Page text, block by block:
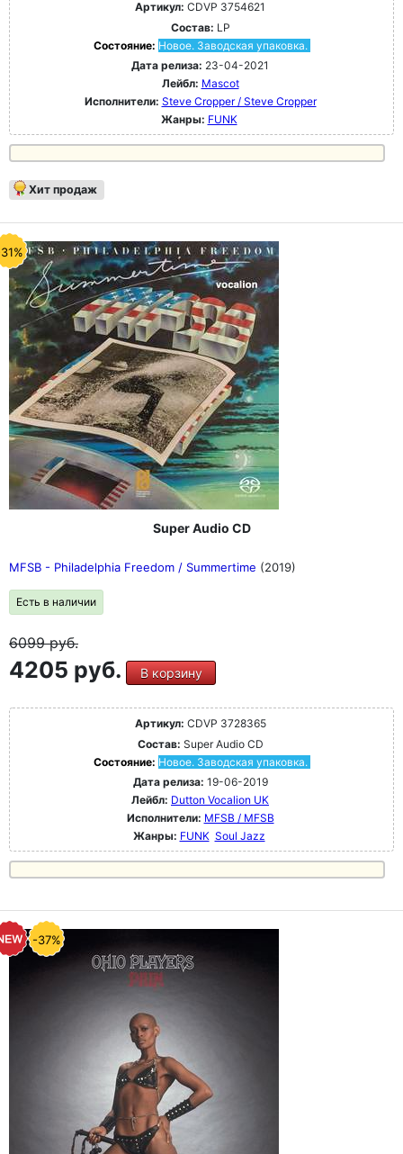
Артикул: CDVP 3754621
Состав: LP
Состояние: Новое. Заводская упаковка.
Дата релиза: 23-04-2021
Лейбл: Mascot
Исполнители: Steve Cropper / Steve Cropper
Жанры: FUNK
Хит продаж
Super Audio CD
MFSB - Philadelphia Freedom / Summertime (2019)
Есть в наличии
6099руб.
4205 руб. В корзину
Артикул: CDVP 3728365
Состав: Super Audio CD
Состояние: Новое. Заводская упаковка.
Дата релиза: 19-06-2019
Лейбл: Dutton Vocalion UK
Исполнители: MFSB / MFSB
Жанры: FUNK Soul Jazz
-37%